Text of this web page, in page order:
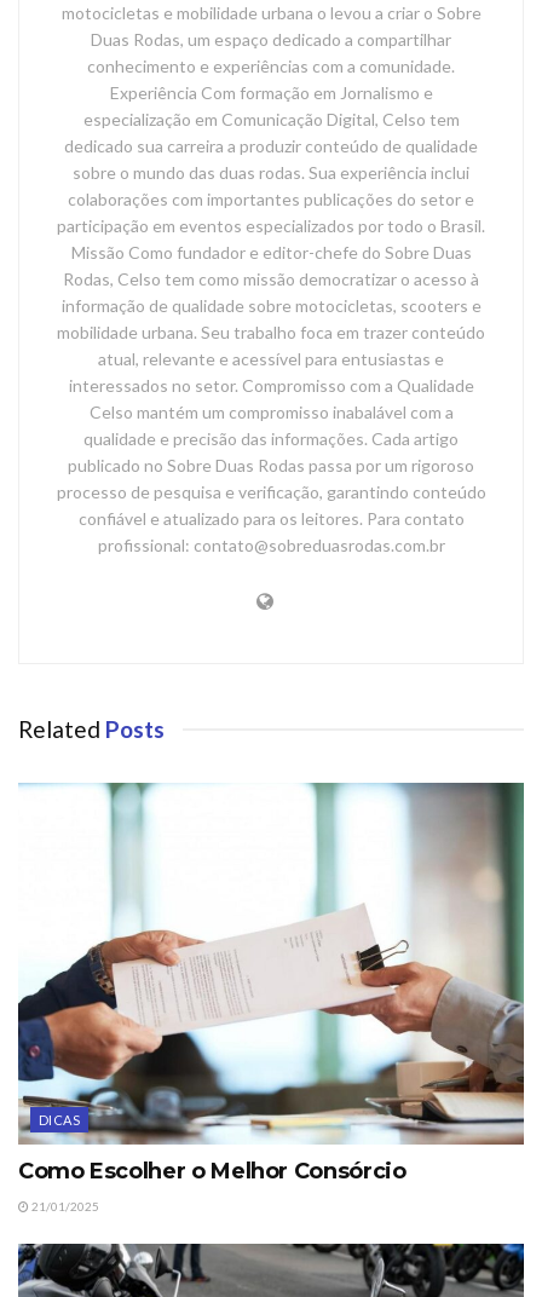
motocicletas e mobilidade urbana o levou a criar o Sobre
Duas Rodas, um espaço dedicado a compartilhar
conhecimento e experiências com a comunidade.
Experiência Com formação em Jornalismo e
especialização em Comunicação Digital, Celso tem
dedicado sua carreira a produzir conteúdo de qualidade
sobre o mundo das duas rodas. Sua experiência inclui
colaborações com importantes publicações do setor e
participação em eventos especializados por todo o Brasil.
Missão Como fundador e editor-chefe do Sobre Duas
Rodas, Celso tem como missão democratizar o acesso à
informação de qualidade sobre motocicletas, scooters e
mobilidade urbana. Seu trabalho foca em trazer conteúdo
atual, relevante e acessível para entusiastas e
interessados no setor. Compromisso com a Qualidade
Celso mantém um compromisso inabalável com a
qualidade e precisão das informações. Cada artigo
publicado no Sobre Duas Rodas passa por um rigoroso
processo de pesquisa e verificação, garantindo conteúdo
confiável e atualizado para os leitores. Para contato
profissional: contato@sobreduasrodas.com.br
Related Posts
DICAS
Como Escolher o Melhor Consórcio
21/01/2025